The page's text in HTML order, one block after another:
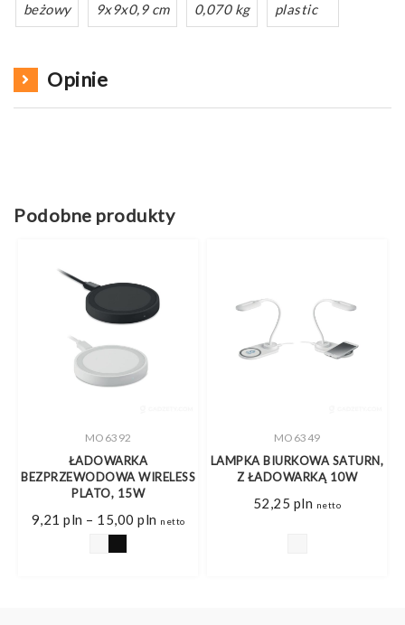
beżowy
9x9x0,9 cm
0,070 kg
plastic
Opinie
Podobne produkty
MO6392
ŁADOWARKA
BEZPRZEWODOWA WIRELESS
PLATO, 15W
9,21 pln – 15,00 pln Zakres
cen:
netto
MO6349
LAMPKA BIURKOWA SATURN,
Z ŁADOWARKĄ 10W
52,25 pln netto